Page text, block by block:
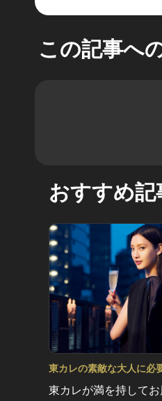
この記事へ
おすすめ記
東カレの素敵な大人に必
東カレが満を持して